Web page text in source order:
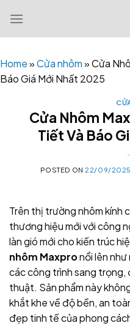
content
Home»Cửa nhôm»Cửa
Báo Giá Mới Nhất 2025
Cửa Nhôm
Tiết Và Báo
POSTED ON22/09/2025
Trên thị trường nhôm kính
thương hiệu mới với công
làn gió mới cho kiến trúc
nhôm Maxpronổi lên
các công trình sang trọng,
thuật. Sản phẩm này
khắt khe về độ bền, an
đẹp tinh tế của phong